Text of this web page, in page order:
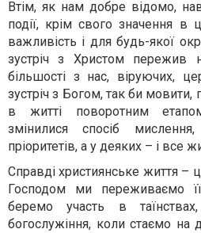
Втім, як нам добре відомо,
події, крім свого значення в
важливість і для будь-якої
зустріч з Христом пережив
більшості з нас, віруючих,
зустріч з Богом, так би мовити,
в житті поворотним
змінилися спосіб
пріоритетів, а у деяких – і все
Справді християнське життя –
Господом ми переживаємо
беремо участь в
богослужіння, коли стаємо